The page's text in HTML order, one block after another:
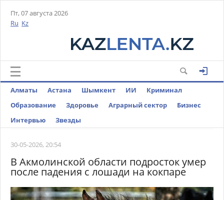
Пт, 07 августа 2026
Ru Kz
Алматы Астана Шымкент ИИ
Криминал
Образование
Здоровье Аграрный сектор
Бизнес
Интервью
Звезды
30-05-2026, 20:54
В Акмолинской области подросток умер
после падения с лошади на кокпаре